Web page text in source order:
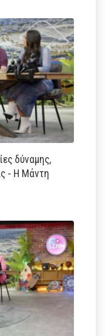
δύναμης,
- Η Μάντη